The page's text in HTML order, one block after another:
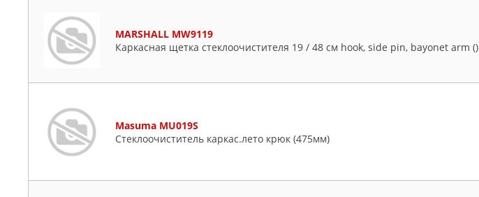
MARSHALL MW9119
Каркасная щетка стеклоочистителя 19 / 48 см hook, side pin, bayonet arm ()
Masuma MU019S
Стеклоочиститель каркас.лето крюк (475мм)